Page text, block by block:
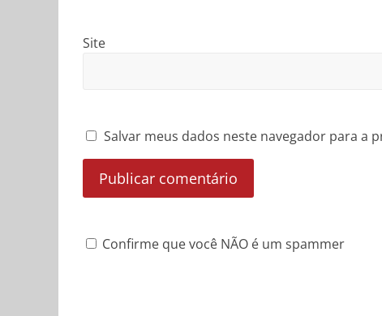
Site
Salvar meus dados neste navegador para a
Confirme que você NÃO é um spammer